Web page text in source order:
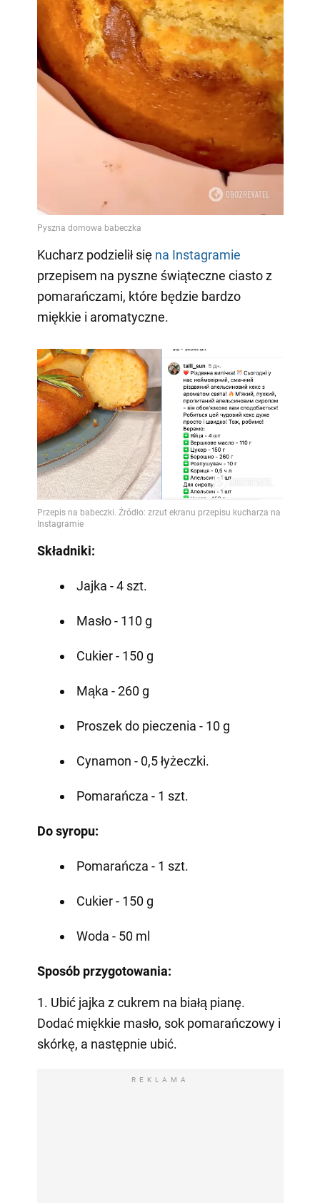
Kucharz podzielił się na Instagramie
przepisem na pyszne świąteczne ciasto z
pomarańczami, które będzie bardzo
miękkie i aromatyczne.
Składniki:
Jajka - 4 szt.
Masło - 110 g
Cukier - 150 g
Mąka - 260 g
Proszek do pieczenia - 10 g
Cynamon - 0,5 łyżeczki.
Pomarańcza - 1 szt.
Do syropu:
Pomarańcza - 1 szt.
Cukier - 150 g
Woda - 50 ml
Sposób przygotowania:
1. Ubić jajka z cukrem na białą pianę.
Dodać miękkie masło, sok pomarańczowy i
skórkę, a następnie ubić.
REKLAMA